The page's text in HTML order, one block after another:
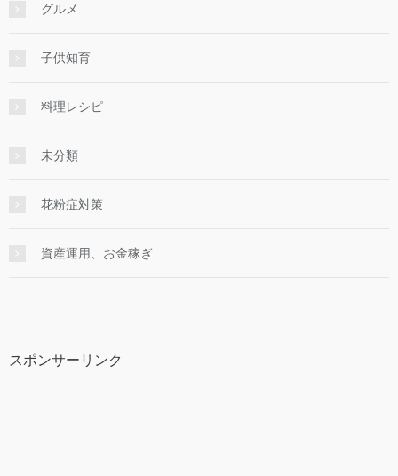
グルメ
子供知育
料理レシピ
未分類
花粉症対策
資産運用、お金稼ぎ
スポンサーリンク